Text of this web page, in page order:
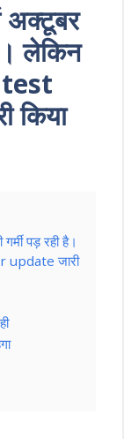
अक्टूबर
लेकिन
किया
पड़ रही है।
update जारी